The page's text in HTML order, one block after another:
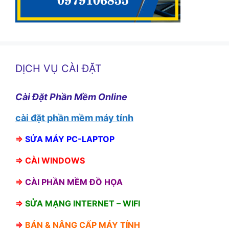
DỊCH VỤ CÀI ĐẶT
Cài Đặt Phần Mềm Online
cài đặt phần mềm máy tính
⇒ SỬA MÁY PC-LAPTOP
⇒ CÀI WINDOWS
⇒ CÀI PHẦN MỀM ĐỒ HỌA
⇒ SỬA MẠNG INTERNET – WIFI
⇒ BÁN & NÂNG CẤP MÁY TÍNH